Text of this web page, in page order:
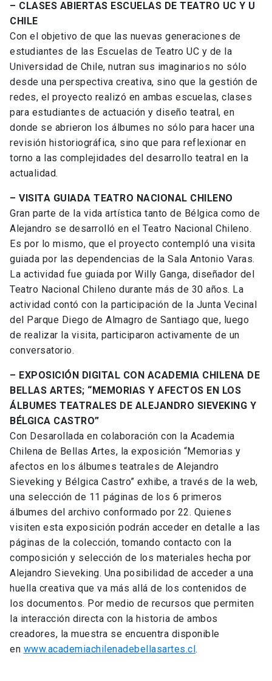
– CLASES ABIERTAS ESCUELAS DE TEATRO UC Y U
CHILE
Con el objetivo de que las nuevas generaciones de
estudiantes de las Escuelas de Teatro UC y de la
Universidad de Chile, nutran sus imaginarios no sólo
desde una perspectiva creativa, sino que la gestión de
redes, el proyecto realizó en ambas escuelas, clases
para estudiantes de actuación y diseño teatral, en
donde se abrieron los álbumes no sólo para hacer una
revisión historiográfica, sino que para reflexionar en
torno a las complejidades del desarrollo teatral en la
actualidad.
– VISITA GUIADA TEATRO NACIONAL CHILENO
Gran parte de la vida artística tanto de Bélgica como de
Alejandro se desarrolló en el Teatro Nacional Chileno.
Es por lo mismo, que el proyecto contempló una visita
guiada por las dependencias de la Sala Antonio Varas.
La actividad fue guiada por Willy Ganga, diseñador del
Teatro Nacional Chileno durante más de 30 años. La
actividad contó con la participación de la Junta Vecinal
del Parque Diego de Almagro de Santiago que, luego
de realizar la visita, participaron activamente de un
conversatorio.
– EXPOSICIÓN DIGITAL CON ACADEMIA CHILENA DE
BELLAS ARTES; “MEMORIAS Y AFECTOS EN LOS
ÁLBUMES TEATRALES DE ALEJANDRO SIEVEKING Y
BÉLGICA CASTRO”
Con Desarollada en colaboración con la Academia
Chilena de Bellas Artes, la exposición “Memorias y
afectos en los álbumes teatrales de Alejandro
Sieveking y Bélgica Castro” exhibe, a través de la web,
una selección de 11 páginas de los 6 primeros
álbumes del archivo conformado por 22. Quienes
visiten esta exposición podrán acceder en detalle a las
páginas de la colección, tomando contacto con la
composición y selección de los materiales hecha por
Alejandro Sieveking. Una posibilidad de acceder a una
huella creativa que va más allá de los contenidos de
los documentos. Por medio de recursos que permiten
la interacción directa con la historia de ambos
creadores, la muestra se encuentra disponible
en www.academiachilenadebellasartes.cl.